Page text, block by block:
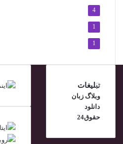
4
1
1
تبلیغات
وبلاگ زبان
دانلود
حقوق24